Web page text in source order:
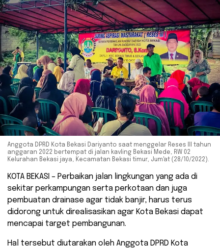
Anggota DPRD Kota Bekasi Dariyanto saat menggelar Reses III tahun
anggaran 2022 bertempat di jalan kavling Bekasi Mede, RW 02
Kelurahan Bekasi jaya, Kecamatan Bekasi timur, Jum'at (28/10/2022).
KOTA BEKASI – Perbaikan jalan lingkungan yang ada di
sekitar perkampungan serta perkotaan dan juga
pembuatan drainase agar tidak banjir, harus terus
didorong untuk direalisasikan agar Kota Bekasi dapat
mencapai target pembangunan.
Hal tersebut diutarakan oleh Anggota DPRD Kota